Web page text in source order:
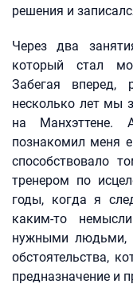
решения и
Через два
который стал
Забегая вперед,
несколько лет мы
на
познакомил меня
способствовало
тренером по
годы, когда я
каким-то
нужными людьми,
обстоятельства,
предназначение и